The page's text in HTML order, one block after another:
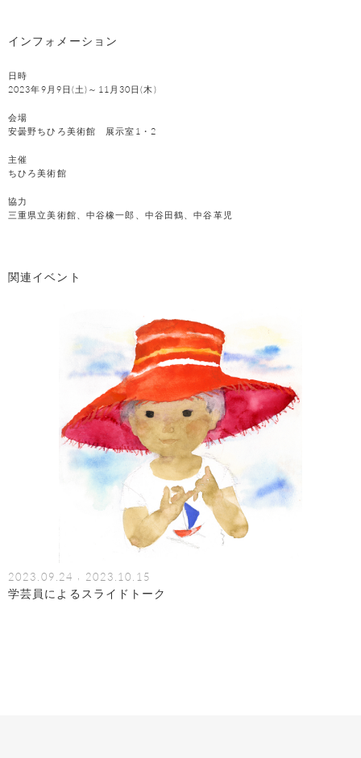
インフォメーション
日時
2023年9月9日(土)～11月30日(木)
会場
安曇野ちひろ美術館 展示室1・2
主催
ちひろ美術館
協力
三重県立美術館、中谷橡一郎、中谷田鶴、中谷革児
関連イベント
2023.09.24 , 2023.10.15
学芸員によるスライドトーク